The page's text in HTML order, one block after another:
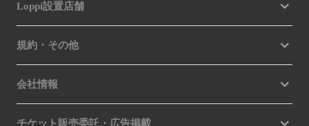
Loppi設置店舗
規約・その他
会社情報
チケット販売委託・広告掲載